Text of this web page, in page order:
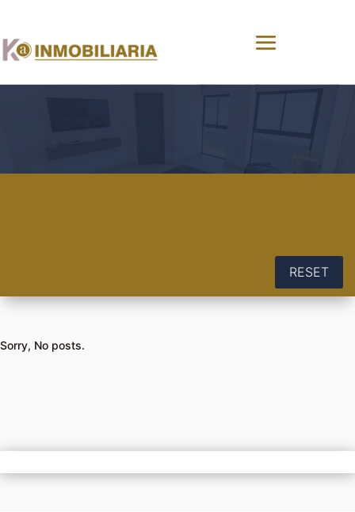
RESET
Sorry, No posts.